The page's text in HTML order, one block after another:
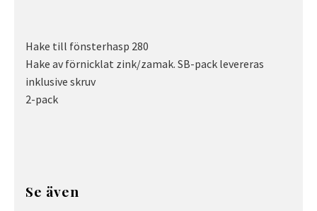
Hake till fönsterhasp 280
Hake av förnicklat zink/zamak. SB-pack levereras
inklusive skruv
2-pack
Se även